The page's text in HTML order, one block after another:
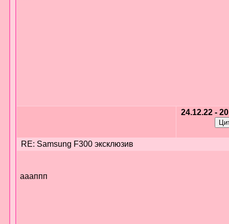
24.12.22 -
RE: Samsung F300 эксклюзив
аааппп